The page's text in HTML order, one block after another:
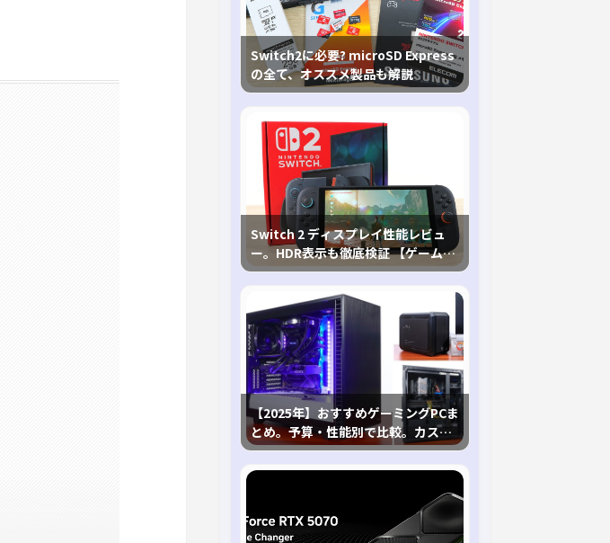
Switch2に必要? microSD Express
の全て、オススメ製品も解説
Switch 2 ディスプレイ性能レビュ
ー。HDR表示も徹底検証 【ゲームに
おけるHDRの未来を切り開く1台！】
【2025年】おすすめゲーミングPCま
とめ。予算・性能別で比較。カスタ
マイズ指南も